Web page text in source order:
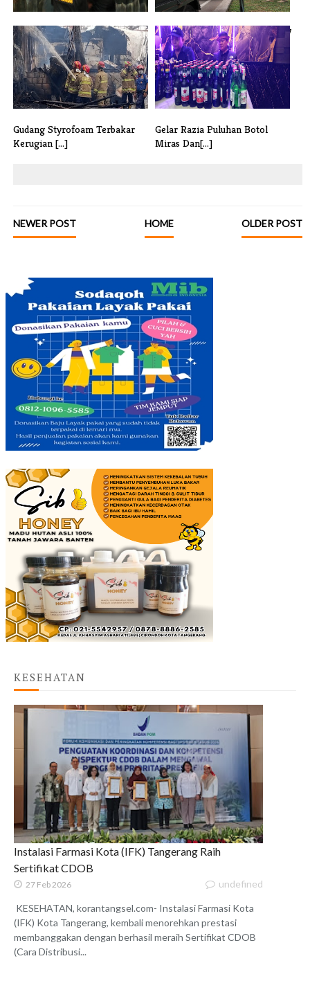
Satpol PP Tangsel Gelar Razia
Tega[...]
Satpol PP Tangsel Tertibkan 37
Rekl[...]
Gudang Styrofoam Terbakar
Kerugian [...]
Gelar Razia Puluhan Botol
Miras Dan[...]
NEWER POST OLDER POST
HOME
KESEHATAN
Instalasi Farmasi Kota (IFK) Tangerang Raih
Sertifikat CDOB
27 Feb 2026 undefined
KESEHATAN, korantangsel.com- Instalasi Farmasi Kota
(IFK) Kota Tangerang, kembali menorehkan prestasi
membanggakan dengan berhasil meraih Sertifikat CDOB
(Cara Distribusi...